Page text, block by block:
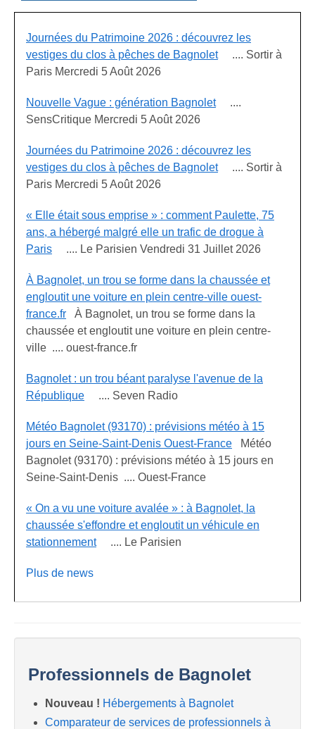
Journées du Patrimoine 2026 : découvrez les
vestiges du clos à pêches de Bagnolet.... Sortir à
Paris Mercredi 5 Août 2026
Nouvelle Vague : génération Bagnolet....
SensCritique Mercredi 5 Août 2026
Journées du Patrimoine 2026 : découvrez les
vestiges du clos à pêches de Bagnolet.... Sortir à
Paris Mercredi 5 Août 2026
« Elle était sous emprise » : comment Paulette, 75
ans, a hébergé malgré elle un trafic de drogue à
Paris .... Le Parisien Vendredi 31 Juillet 2026
À Bagnolet, un trou se forme dans la chaussée et
engloutit une voiture en plein centre-ville ouest-
france.fr À Bagnolet, un trou se forme dans la
chaussée et engloutit une voiture en plein centre-
ville .... ouest-france.fr
Bagnolet : un trou béant paralyse l'avenue de la
République .... Seven Radio
Météo Bagnolet (93170) : prévisions météo à 15
jours en Seine-Saint-Denis Ouest-France Météo
Bagnolet (93170) : prévisions météo à 15 jours en
Seine-Saint-Denis .... Ouest-France
« On a vu une voiture avalée » : à Bagnolet, la
chaussée s'effondre et engloutit un véhicule en
stationnement.... Le Parisien
Plus de news
Professionnels de Bagnolet
Nouveau ! Hébergements à Bagnolet
Comparateur de services de professionnels à